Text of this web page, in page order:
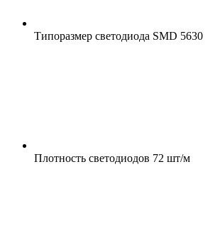
Типоразмер светодиода SMD 5630
Плотность светодиодов 72 шт/м